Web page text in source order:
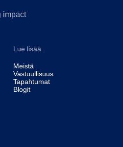
impact
Lue lisää
Meistä
Vastuullisuus
Tapahtumat
Blogit